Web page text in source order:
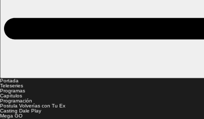
Portada
Teleseries
Programas
Capítulos
Programación
Postula Volverías con Tu Ex
Casting Dale Play
Mega GO